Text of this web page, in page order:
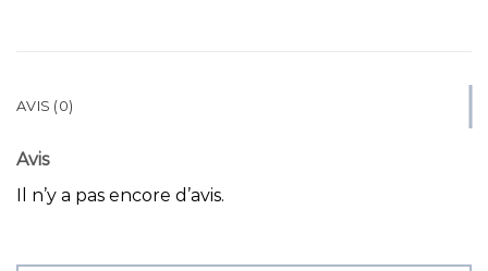
AVIS (0)
Avis
Il n’y a pas encore d’avis.